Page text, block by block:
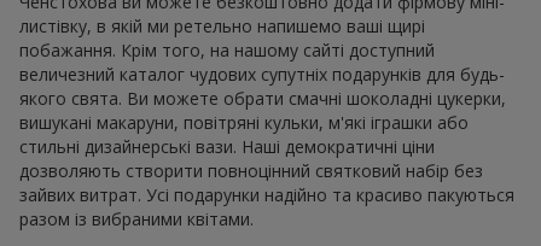
листівку, в якій ми ретельно напишемо ваші щирі
побажання. Крім того, на нашому сайті доступний
величезний каталог чудових супутніх подарунків для будь-
якого свята. Ви можете обрати смачні шоколадні цукерки,
вишукані макаруни, повітряні кульки, м'які іграшки або
стильні дизайнерські вази. Наші демократичні ціни
дозволяють створити повноцінний святковий набір без
зайвих витрат. Усі подарунки надійно та красиво пакуються
разом із вибраними квітами.